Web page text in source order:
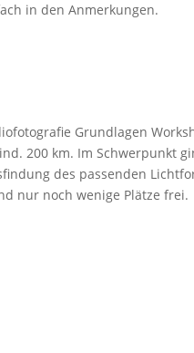
in den Anmerkungen.
Grundlagen
200 km. Im Schwerpunkt
des passenden
nur noch wenige Plätze frei.